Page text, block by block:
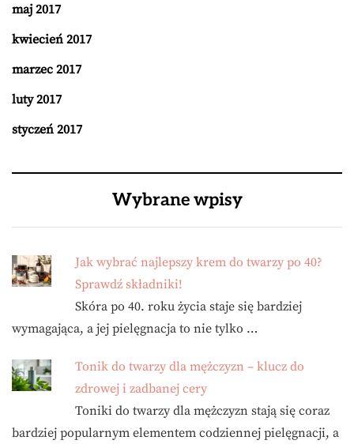
maj 2017
kwiecień 2017
marzec 2017
luty 2017
styczeń 2017
Wybrane wpisy
Jak wybrać najlepszy krem do twarzy po 40?
Sprawdź składniki!
Skóra po 40. roku życia staje się bardziej
wymagająca, a jej pielęgnacja to nie tylko …
Tonik do twarzy dla mężczyzn – klucz do
zdrowej i zadbanej cery
Toniki do twarzy dla mężczyzn stają się coraz
bardziej popularnym elementem codziennej pielęgnacji, a